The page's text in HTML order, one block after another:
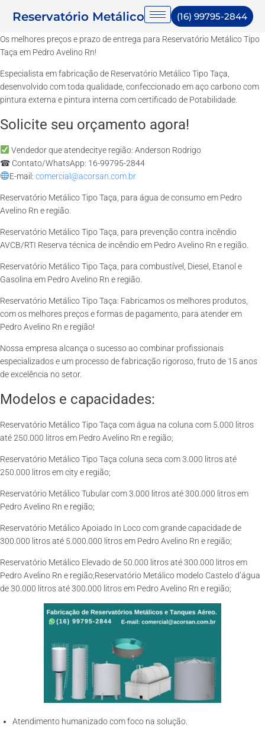
Reservatório Metálico (16) 99795-2844
Os melhores preços e prazo de entrega para Reservatório Metálico Tipo
Taça em Pedro Avelino Rn!
Especialista em fabricação de Reservatório Metálico Tipo Taça,
desenvolvido com toda qualidade, confeccionado em aço carbono com
pintura externa e pintura interna com certificado de Potabilidade.
Solicite seu orçamento agora!
Vendedor que atendecitye região: Anderson Rodrigo
☎ Contato/WhatsApp: 16-99795-2844
E-mail: comercial@acorsan.com.br
Reservatório Metálico Tipo Taça, para água de consumo em Pedro
Avelino Rn e região.
Reservatório Metálico Tipo Taça, para prevenção contra incêndio
AVCB/RTI Reserva técnica de incêndio em Pedro Avelino Rn e região.
Reservatório Metálico Tipo Taça, para combustível, Diesel, Etanol e
Gasolina em Pedro Avelino Rn e região.
Reservatório Metálico Tipo Taça: Fabricamos os melhores produtos,
com os melhores preços e formas de pagamento, para atender em
Pedro Avelino Rn e região!
Nossa empresa alcança o sucesso ao combinar profissionais
especializados e um processo de fabricação rigoroso, fruto de 15 anos
de excelência no setor.
Modelos e capacidades:
Reservatório Metálico Tipo Taça com água na coluna com 5.000 litros
até 250.000 litros em Pedro Avelino Rn e região;
Reservatório Metálico Tipo Taça coluna seca com 3.000 litros até
250.000 litros em city e região;
Reservatório Metálico Tubular com 3.000 litros até 300.000 litros em
Pedro Avelino Rn e região;
Reservatório Metálico Apoiado In Loco com grande capacidade de
300.000 litros até 5.000.000 litros em Pedro Avelino Rn e região;
Reservatório Metálico Elevado de 50.000 litros até 300.000 litros em
Pedro Avelino Rn e região;Reservatório Metálico modelo Castelo d’água
de 30.000 litros até 300.000 litros em Pedro Avelino Rn e região;
Atendimento humanizado com foco na solução.